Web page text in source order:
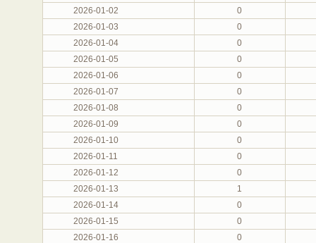
2026-01-02
0
2026-01-03
0
2026-01-04
0
2026-01-05
0
2026-01-06
0
2026-01-07
0
2026-01-08
0
2026-01-09
0
2026-01-10
0
2026-01-11
0
2026-01-12
0
2026-01-13
1
2026-01-14
0
2026-01-15
0
2026-01-16
0